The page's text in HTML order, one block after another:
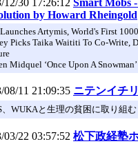
by Howard Rheingold
Artymis, World's First
Picks Taika Waititi To Co-Write,
Midquel ‘Once Upon A
08/11 21:09:35 ニテンイチ
WUKAと生理の貧困に取り組む
03/22 03:57:52 松下政経塾